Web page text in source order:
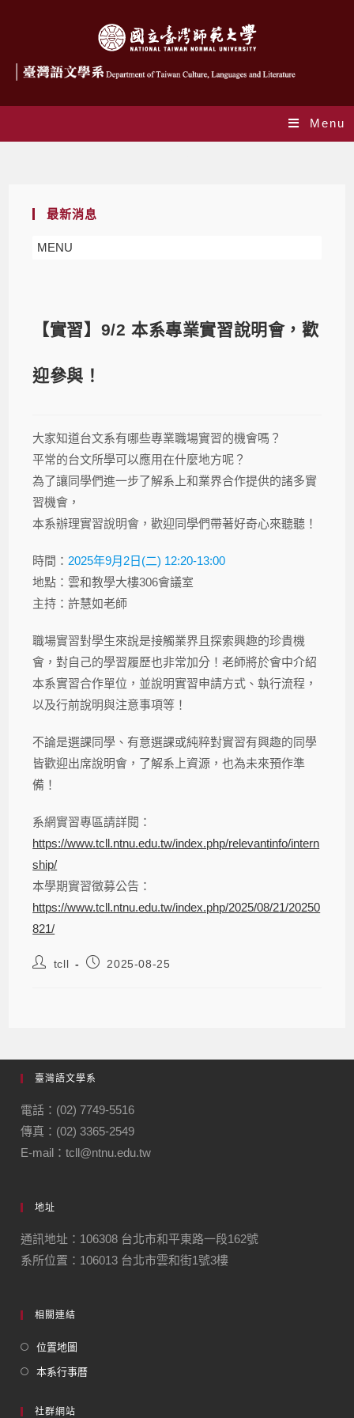
Menu
最新消息
MENU
【實習】9/2 本系專業實習說明會，歡
迎參與！
大家知道台文系有哪些專業職場實習的機會嗎？
平常的台文所學可以應用在什麼地方呢？
為了讓同學們進一步了解系上和業界合作提供的諸多實
習機會，
本系辦理實習說明會，歡迎同學們帶著好奇心來聽聽！
時間： 2025年9月2日(二) 12:20-13:00
地點：雲和教學大樓306會議室
主持：許慧如老師
職場實習對學生來說是接觸業界且探索興趣的珍貴機
會，對自己的學習履歷也非常加分！老師將於會中介紹
本系實習合作單位，並說明實習申請方式、執行流程，
以及行前說明與注意事項等！
不論是選課同學、有意選課或純粹對實習有興趣的同學
皆歡迎出席說明會，了解系上資源，也為未來預作準
備！
系網實習專區請詳閱：
https://www.tcll.ntnu.edu.tw/index.php/relevantinfo/intern
ship/
本學期實習徵募公告：
https://www.tcll.ntnu.edu.tw/index.php/2025/08/21/20250
821/
tcll 2025-08-25
臺灣語文學系
電話：(02) 7749-5516
傳真：(02) 3365-2549
E-mail：tcll@ntnu.edu.tw
地址
通訊地址：106308 台北市和平東路一段162號
系所位置：106013 台北市雲和街1號3樓
相關連結
位置地圖
本系行事曆
社群網站